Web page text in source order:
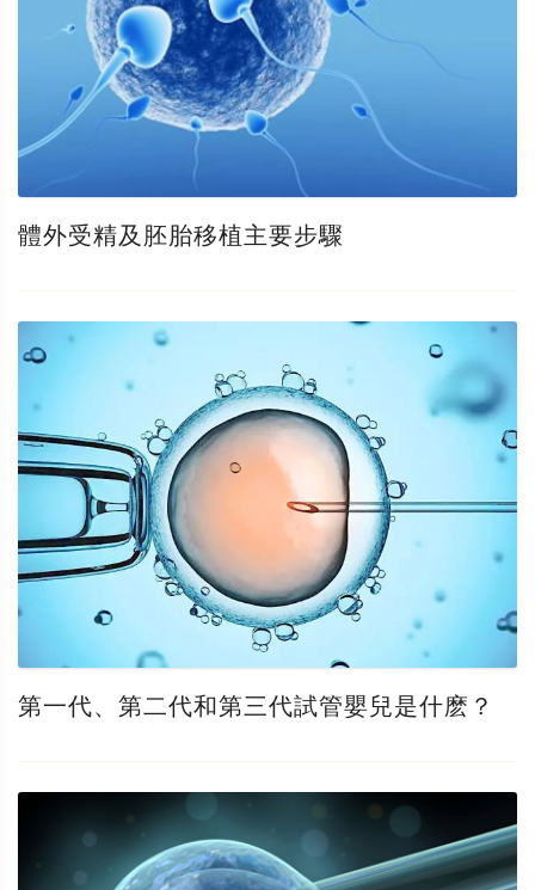
體外受精及胚胎移植主要步驟
第一代、第二代和第三代試管嬰兒是什麽？